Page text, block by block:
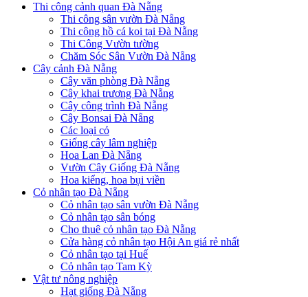
Thi công cảnh quan Đà Nẵng
Thi công sân vườn Đà Nẵng
Thi công hồ cá koi tại Đà Nẵng
Thi Công Vườn tường
Chăm Sóc Sân Vườn Đà Nẵng
Cây cảnh Đà Nẵng
Cây văn phòng Đà Nẵng
Cây khai trương Đà Nẵng
Cây công trình Đà Nẵng
Cây Bonsai Đà Nẵng
Các loại cỏ
Giống cây lâm nghiệp
Hoa Lan Đà Nẵng
Vườn Cây Giống Đà Nẵng
Hoa kiểng, hoa bụi viền
Cỏ nhân tạo Đà Nẵng
Cỏ nhân tạo sân vườn Đà Nẵng
Cỏ nhân tạo sân bóng
Cho thuê cỏ nhân tạo Đà Nẵng
Cửa hàng cỏ nhân tạo Hội An giá rẻ nhất
Cỏ nhân tạo tại Huế
Cỏ nhân tạo Tam Kỳ
Vật tư nông nghiệp
Hạt giống Đà Nẵng